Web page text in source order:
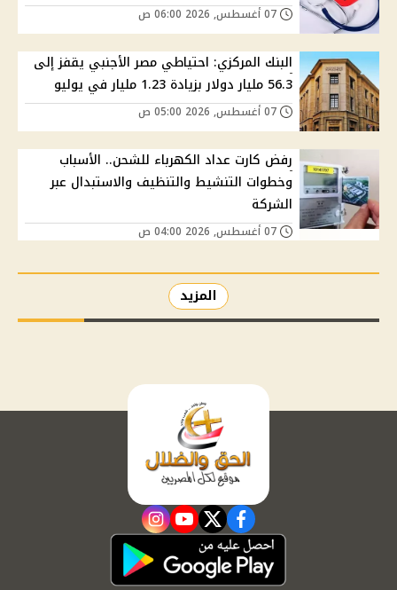
البنك المركزي: احتياطي مصر الأجنبي يقفز إلى
56.3 مليار دولار بزيادة 1.23 مليار في يوليو
رفض كارت عداد الكهرباء للشحن.. الأسباب
وخطوات التنشيط والتنظيف والاستبدال عبر
الشركة
المزيد
facebook
twitter
youtube
instagram